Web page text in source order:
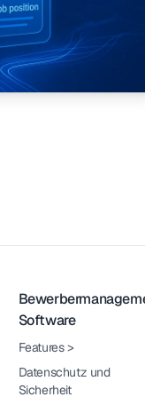
Software
Features>
Datenschutz und
Sicherheit